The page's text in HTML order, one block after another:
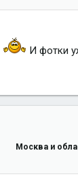
И фотки
Москва и